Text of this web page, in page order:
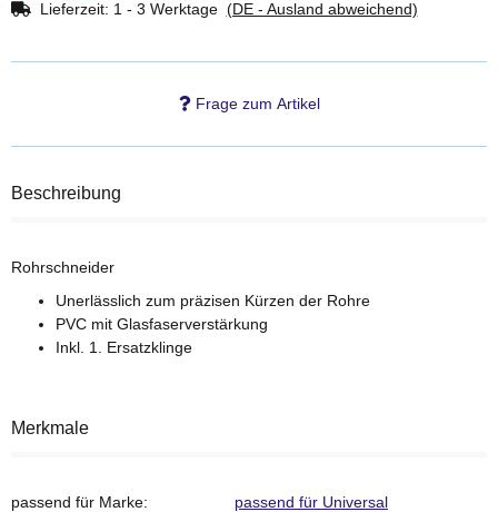
Lieferzeit: 1 - 3 Werktage (DE - Ausland abweichend)
Frage zum Artikel
Beschreibung
Rohrschneider
Unerlässlich zum präzisen Kürzen der Rohre
PVC mit Glasfaserverstärkung
Inkl. 1. Ersatzklinge
Merkmale
passend für Marke:
passend für Universal